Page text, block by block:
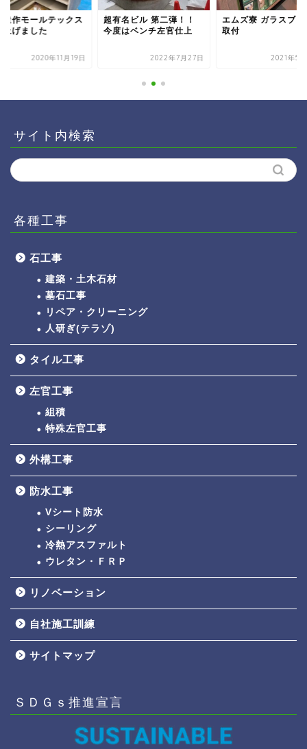
造作モールテックス
上げました
2020年11月19日
超有名ビル 第二弾！！
今度はベンチ左官仕上
2022年7月27日
エムズ寮 ガラスブロ
取付
2021年5
サイト内検索
各種工事
石工事
建築・土木石材
墓石工事
リペア・クリーニング
人研ぎ(テラゾ)
タイル工事
左官工事
組積
特殊左官工事
外構工事
防水工事
Vシート防水
シーリング
冷熱アスファルト
ウレタン・ＦＲＰ
リノベーション
自社施工訓練
サイトマップ
ＳＤＧｓ推進宣言